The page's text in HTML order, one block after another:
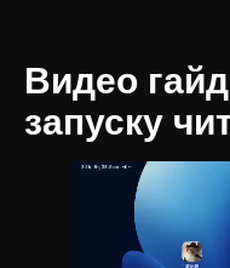
Видео
запуску